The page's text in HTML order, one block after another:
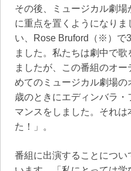
その後、ミュージカル劇
に重点を置くようになり
い、Rose Bruford（※）で
ました。私たちは劇中で
ましたが、この番組のオ
めてのミュージカル劇場
歳のときにエディンバラ
マンスをしました。それ
た！」。
番組に出演することにつ